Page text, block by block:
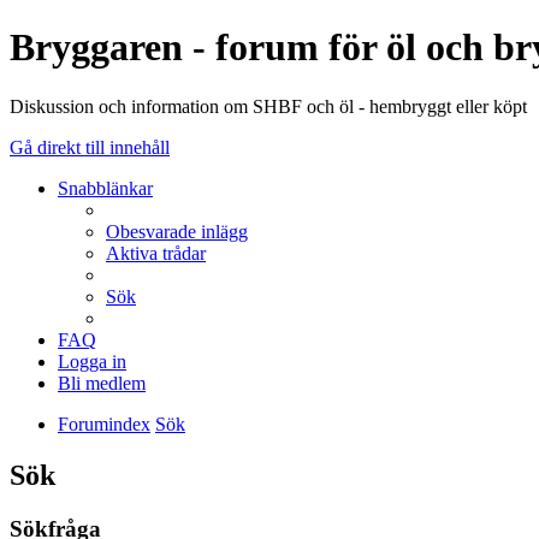
Bryggaren - forum för öl och
Diskussion och information om SHBF och öl - hembryggt eller köpt
Gå direkt till innehåll
Snabblänkar
Obesvarade inlägg
Aktiva trådar
Sök
FAQ
Logga in
Bli medlem
Forumindex Sök
Sök
Sökfråga